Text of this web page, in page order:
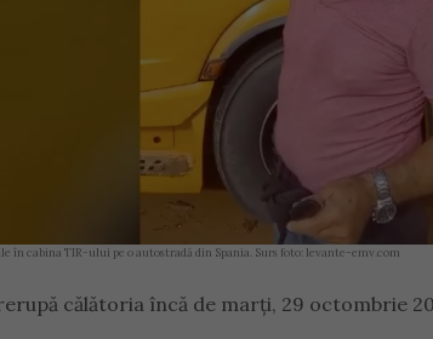
în cabina TIR-ului pe o autostradă din Spania. Surs foto: levante-emv.com
călătoria încă de marți, 29 octombrie